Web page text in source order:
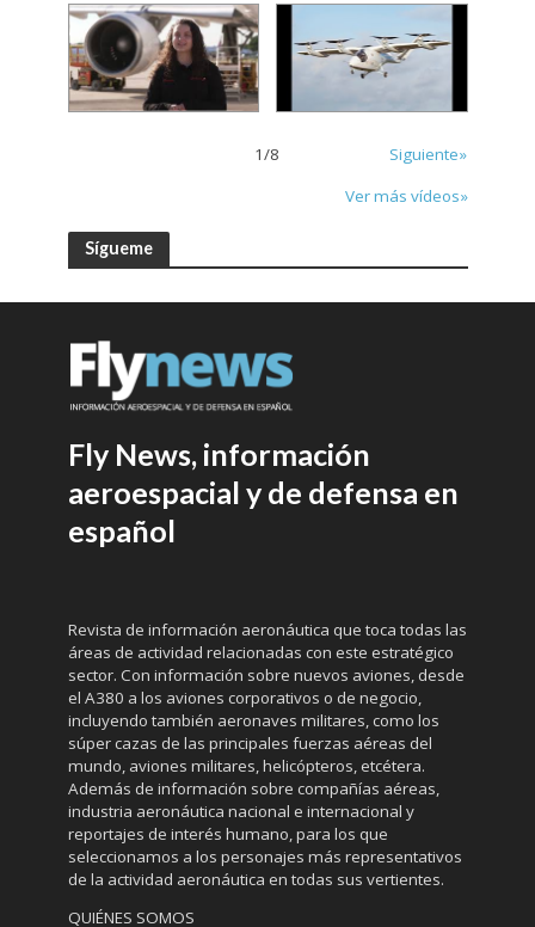
1/8
Siguiente»
Ver más vídeos»
Sígueme
Fly News, información
aeroespacial y de defensa en
español
Revista de información aeronáutica que toca todas las
áreas de actividad relacionadas con este estratégico
sector. Con información sobre nuevos aviones, desde
el A380 a los aviones corporativos o de negocio,
incluyendo también aeronaves militares, como los
súper cazas de las principales fuerzas aéreas del
mundo, aviones militares, helicópteros, etcétera.
Además de información sobre compañías aéreas,
industria aeronáutica nacional e internacional y
reportajes de interés humano, para los que
seleccionamos a los personajes más representativos
de la actividad aeronáutica en todas sus vertientes.
QUIÉNES SOMOS